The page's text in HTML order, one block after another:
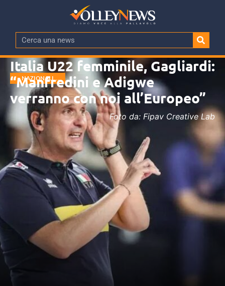
NAZIONALI
GIOVANILI
Italia U22 femminile, Gagliardi:
“Manfredini e Adigwe
verranno con noi all’Europeo”
Foto da: Fipav Creative Lab